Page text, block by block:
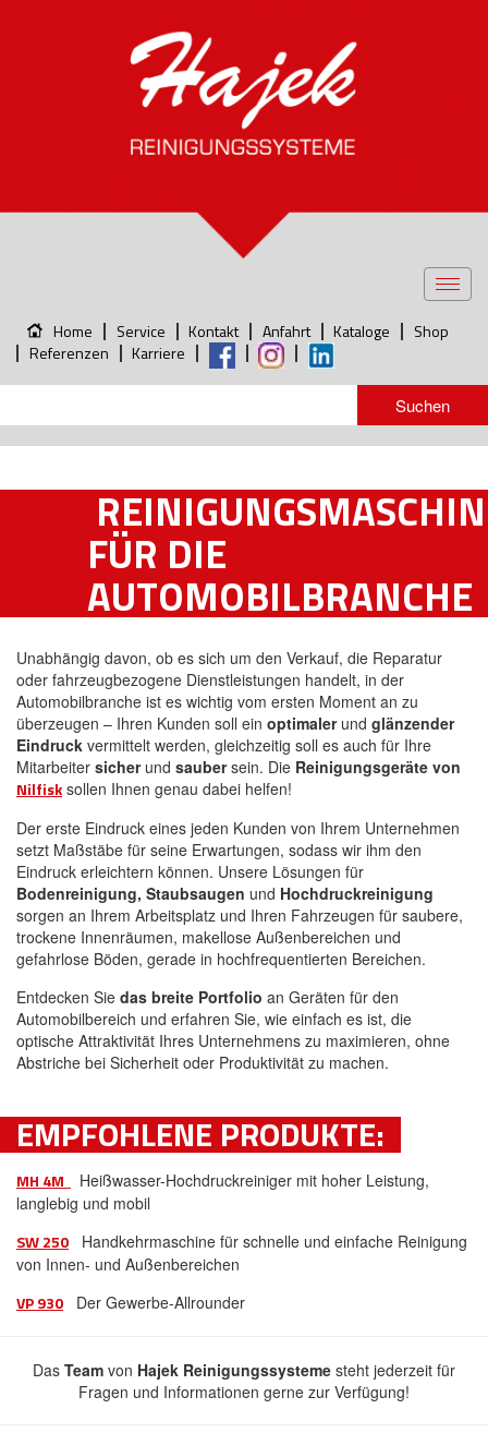
Home Service Kontakt Anfahrt Kataloge
Shop
Referenzen
Karriere
FÜR DIE
AUTOMOBILBRANCHE
Unabhängig davon, ob es sich um den Verkauf, die Reparatur
oder fahrzeugbezogene Dienstleistungen handelt, in der
Automobilbranche ist es wichtig vom ersten Moment an zu
überzeugen – Ihren Kunden soll ein optimaler und glänzender
Eindruck vermittelt werden, gleichzeitig soll es auch für Ihre
Mitarbeiter sicherund saubersein. Die Reinigungsgeräte von
Nilfisk sollen Ihnen genau dabei helfen!
Der erste Eindruck eines jeden Kunden von Ihrem Unternehmen
setzt Maßstäbe für seine Erwartungen, sodass wir ihm den
Eindruck erleichtern können. Unsere Lösungen für
Bodenreinigung, Staubsaugen und Hochdruckreinigung
sorgen an Ihrem Arbeitsplatz und Ihren Fahrzeugen für saubere,
trockene Innenräumen, makellose Außenbereichen und
gefahrlose Böden, gerade in hochfrequentierten Bereichen.
Entdecken Sie das breite Portfolio an Geräten für den
Automobilbereich und erfahren Sie, wie einfach es ist, die
optische Attraktivität Ihres Unternehmens zu maximieren, ohne
Abstriche bei Sicherheit oder Produktivität zu machen.
EMPFOHLENE PRODUKTE:
MH 4M
Heißwasser-Hochdruckreiniger mit hoher Leistung,
langlebig und mobil
SW 250 Handkehrmaschine für schnelle und einfache Reinigung
von Innen- und Außenbereichen
VP 930 Der Gewerbe-Allrounder
Das Team von Hajek Reinigungssysteme steht jederzeit für
Fragen und Informationen gerne zur Verfügung!